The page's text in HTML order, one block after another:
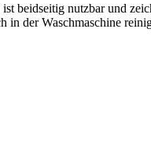
beidseitig nutzbar und
der Waschmaschine